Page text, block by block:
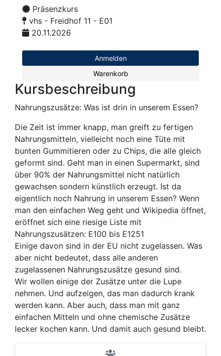
Präsenzkurs
vhs - Freidhof 11 - E01
20.11.2026
Anmelden
Warenkorb
Kursbeschreibung
Nahrungszusätze: Was ist drin in unserem Essen?
Die Zeit ist immer knapp, man greift zu fertigen
Nahrungsmitteln, vielleicht noch eine Tüte mit
bunten Gummitieren oder zu Chips, die alle gleich
geformt sind. Geht man in einen Supermarkt, sind
über 90% der Nahrungsmittel nicht natürlich
gewachsen sondern künstlich erzeugt. Ist da
eigentlich noch Nahrung in unserem Essen? Wenn
man den einfachen Weg geht und Wikipedia öffnet,
eröffnet sich eine riesige Liste mit
Nahrungszusätzen: E100 bis E1251
Einige davon sind in der EU nicht zugelassen. Was
aber nicht bedeutet, dass alle anderen
zugelassenen Nahrungszusätze gesund sind.
Wir wollen einige der Zusätze unter die Lupe
nehmen. Und aufzeigen, das man dadurch krank
werden kann. Aber auch, dass man mit ganz
einfachen Mitteln und ohne chemische Zusätze
lecker kochen kann. Und damit auch gesund bleibt.